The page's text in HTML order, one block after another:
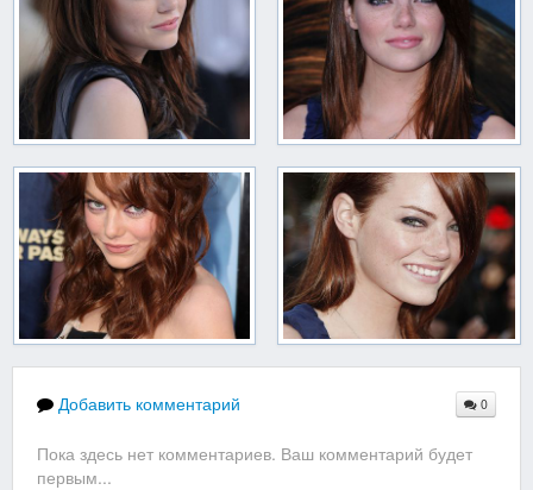
Добавить комментарий 0
Пока здесь нет комментариев. Ваш комментарий будет
первым...